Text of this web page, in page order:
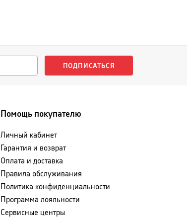
ПОДПИСАТЬСЯ
Помощь покупателю
Личный кабинет
Гарантия и возврат
Оплата и доставка
Правила обслуживания
Политика конфиденциальности
Программа лояльности
Сервисные центры